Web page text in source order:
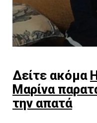
Δείτε ακόμα
Μαρίνα
την απατά